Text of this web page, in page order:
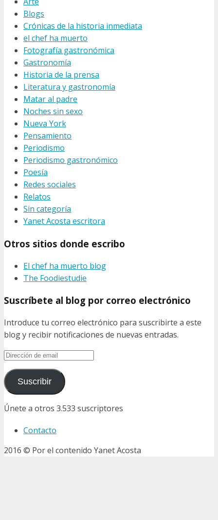
Blogs
Crónicas de la historia inmediata
el chef ha muerto
Fotografía gastronómica
Gastronomía
Historia de la prensa
Literatura y gastronomía
Matar al padre
Noches sin sexo
Nueva York
Pensamiento
Periodismo
Periodismo gastronómico
Poesía
Redes sociales
Relatos
Sin categoría
Yanet Acosta escritora
Otros sitios donde escribo
El chef ha muerto blog
The Foodiestudie
Suscríbete al blog por correo electrónico
Introduce tu correo electrónico para suscribirte a este
blog y recibir notificaciones de nuevas entradas.
Dirección
emailSuscribir
Únete a otros 3.533 suscriptores
Contacto
2016 © Por el contenido Yanet Acosta